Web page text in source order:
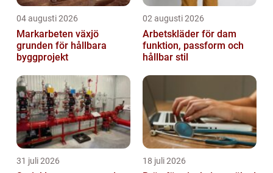
04 augusti 2026
Markarbeten växjö
grunden för hållbara
byggprojekt
02 augusti 2026
Arbetskläder för dam
funktion, passform och
hållbar stil
31 juli 2026 18 juli 2026